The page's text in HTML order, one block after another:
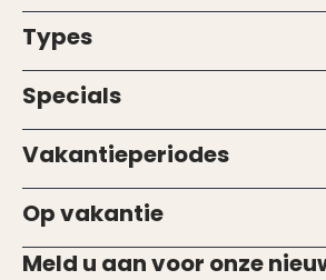
Types
Specials
Vakantieperiodes
Op vakantie
Meld u aan voor onze